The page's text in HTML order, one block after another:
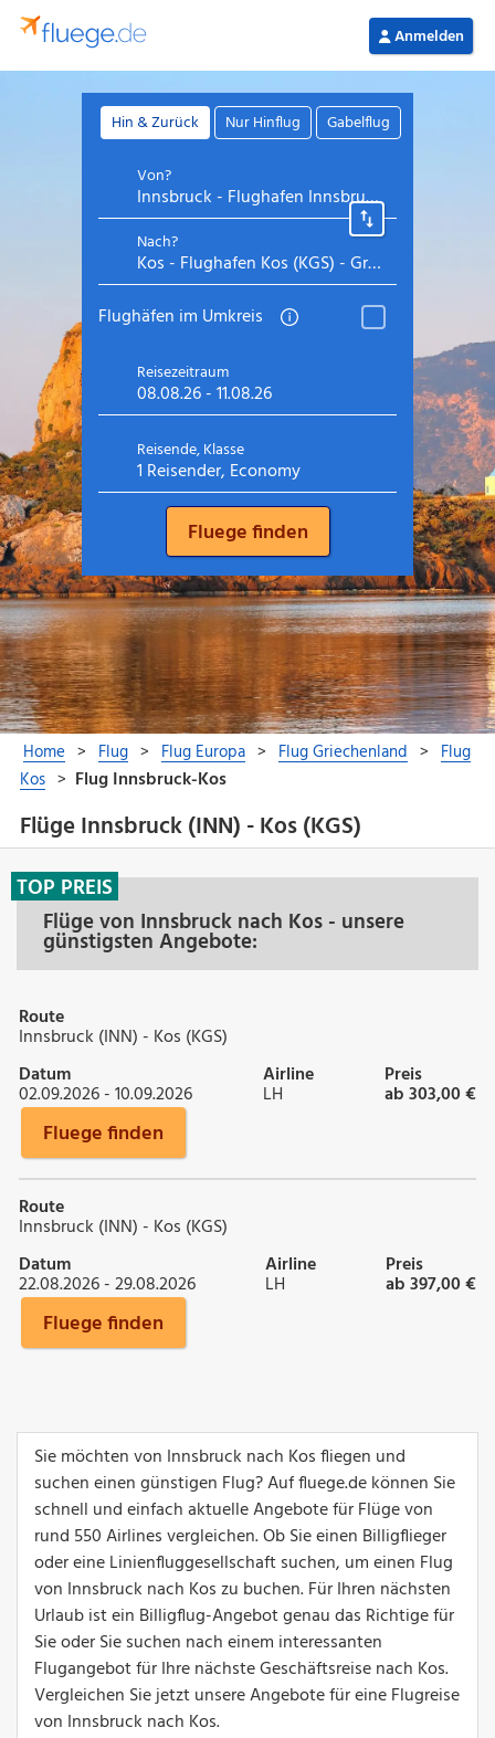
Flüge Innsbruck (INN) - Kos (KGS)
Flüge von Innsbruck nach Kos - unsere
günstigsten Angebote:
TOP PREIS
Route
Innsbruck (INN) - Kos (KGS)
Datum
02.09.2026 - 10.09.2026
Airline
LH
Preis
ab 303,00 €
Fluege finden
Route
Innsbruck (INN) - Kos (KGS)
Datum
22.08.2026 - 29.08.2026
Airline
LH
Preis
ab 397,00 €
Fluege finden
Sie möchten von Innsbruck nach Kos fliegen und
suchen einen günstigen Flug? Auf fluege.de können Sie
schnell und einfach aktuelle Angebote für Flüge von
rund 550 Airlines vergleichen. Ob Sie einen Billigflieger
oder eine Linienfluggesellschaft suchen, um einen Flug
von Innsbruck nach Kos zu buchen. Für Ihren nächsten
Urlaub ist ein Billigflug-Angebot genau das Richtige für
Sie oder Sie suchen nach einem interessanten
Flugangebot für Ihre nächste Geschäftsreise nach Kos.
Vergleichen Sie jetzt unsere Angebote für eine Flugreise
von Innsbruck nach Kos.